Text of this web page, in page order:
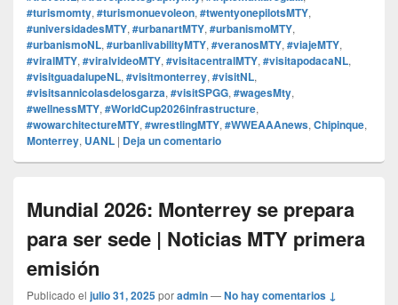
#turismomty, #turismonuevoleon, #twentyonepilotsMTY,
#universidadesMTY, #urbanartMTY, #urbanismoMTY,
#urbanismoNL, #urbanlivabilityMTY, #veranosMTY, #viajeMTY,
#viralMTY, #viralvideoMTY, #visitacentralMTY, #visitapodacaNL,
#visitguadalupeNL, #visitmonterrey, #visitNL,
#visitsannicolasdelosgarza, #visitSPGG, #wagesMty,
#wellnessMTY, #WorldCup2026infrastructure,
#wowarchitectureMTY, #wrestlingMTY, #WWEAAAnews, Chipinque,
Monterrey, UANL | Deja un comentario
Mundial 2026: Monterrey se prepara
para ser sede | Noticias MTY primera
emisión
Publicado el julio 31, 2025poradmin—No hay comentarios ↓